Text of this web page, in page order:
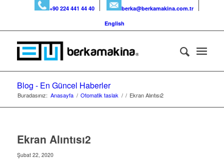
+90 224 441 44 40
berka@berkamakina.com.tr
English
Blog - En Güncel Haberler
Buradasınız: Anasayfa / Otomatik taslak / / Ekran Alıntısı2
Ekran Alıntısı2
Şubat 22, 2020